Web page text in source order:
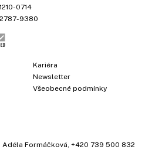
0714
9380
Kariéra
Newsletter
Všeobecné podmínky
Adéla Formáčková +420 739 500 832